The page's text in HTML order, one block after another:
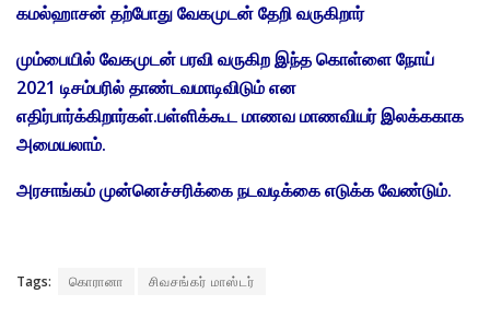
கமல்ஹாசன் தற்போது வேகமுடன் தேறி வருகிறார்
மும்பையில் வேகமுடன் பரவி வருகிற இந்த கொள்ளை நோய்
2021 டிசம்பரில் தாண்டவமாடிவிடும் என
எதிர்பார்க்கிறார்கள்.பள்ளிக்கூட மாணவ மாணவியர் இலக்ககாக
அமையலாம்.
அரசாங்கம் முன்னெச்சரிக்கை நடவடிக்கை எடுக்க வேண்டும்.
Tags: கொரானா சிவசங்கர் மாஸ்டர்